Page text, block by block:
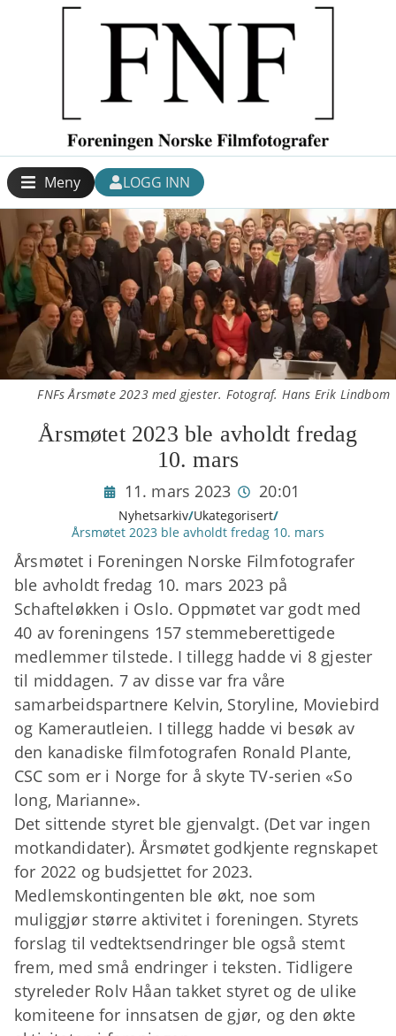
Meny LOGG INN
FNFs Årsmøte 2023 med gjester. Fotograf. Hans Erik Lindbom
Årsmøtet 2023 ble avholdt fredag
10. mars
11. mars 2023 20:01
Nyhetsarkiv/Ukategorisert/
Årsmøtet 2023 ble avholdt fredag 10. mars
Årsmøtet i Foreningen Norske Filmfotografer
ble avholdt fredag 10. mars 2023 på
Schafteløkken i Oslo. Oppmøtet var godt med
40 av foreningens 157 stemmeberettigede
medlemmer tilstede. I tillegg hadde vi 8 gjester
til middagen. 7 av disse var fra våre
samarbeidspartnere Kelvin, Storyline, Moviebird
og Kamerautleien. I tillegg hadde vi besøk av
den kanadiske filmfotografen Ronald Plante,
CSC som er i Norge for å skyte TV-serien «So
long, Marianne».
Det sittende styret ble gjenvalgt. (Det var ingen
motkandidater). Årsmøtet godkjente regnskapet
for 2022 og budsjettet for 2023.
Medlemskontingenten ble økt, noe som
muliggjør større aktivitet i foreningen. Styrets
forslag til vedtektsendringer ble også stemt
frem, med små endringer i teksten. Tidligere
styreleder Rolv Håan takket styret og de ulike
komiteene for innsatsen de gjør, og den økte